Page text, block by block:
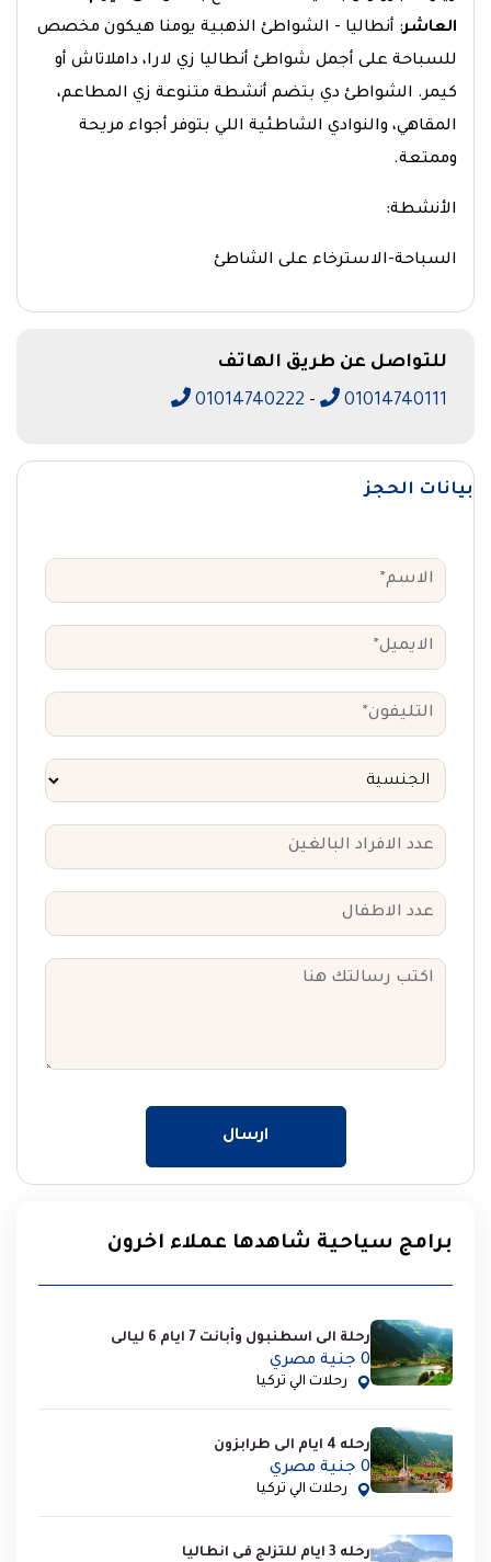
برامج سياحية شاهدها عملاء اخرون
رحلة الى اسطنبول وأبانت 7 ايام 6 ليالى
0 جنية مصري
رحلات الي تركيا
رحله 4 ايام الى طرابزون
0 جنية مصري
رحلات الي تركيا
رحله 3 ايام للتزلج فى انطاليا
العاشر: أنطاليا - الشواطئ الذهبية يومنا هيكون مخصص
للسباحة على أجمل شواطئ أنطاليا زي لارا، داملاتاش أو
كيمر. الشواطئ دي بتضم أنشطة متنوعة زي المطاعم،
المقاهي، والنوادي الشاطئية اللي بتوفر أجواء مريحة
وممتعة.
الأنشطة:
السباحة-الاسترخاء على الشاطئ
للتواصل عن طريق الهاتف
01014740111
-
01014740222
بيانات الحجز
ارسال